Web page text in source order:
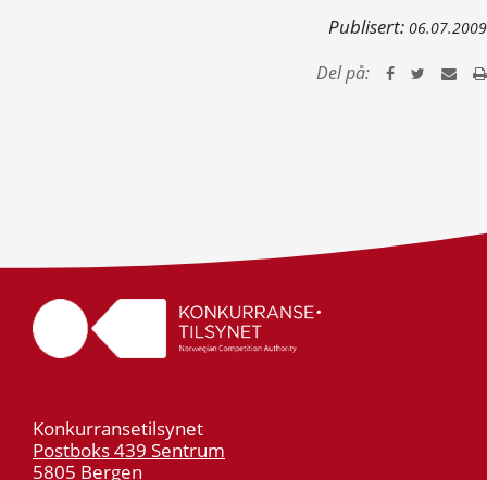
Publisert: 06.07.2009
Del på:
Konkurransetilsynet
Postboks 439 Sentrum
5805 Bergen